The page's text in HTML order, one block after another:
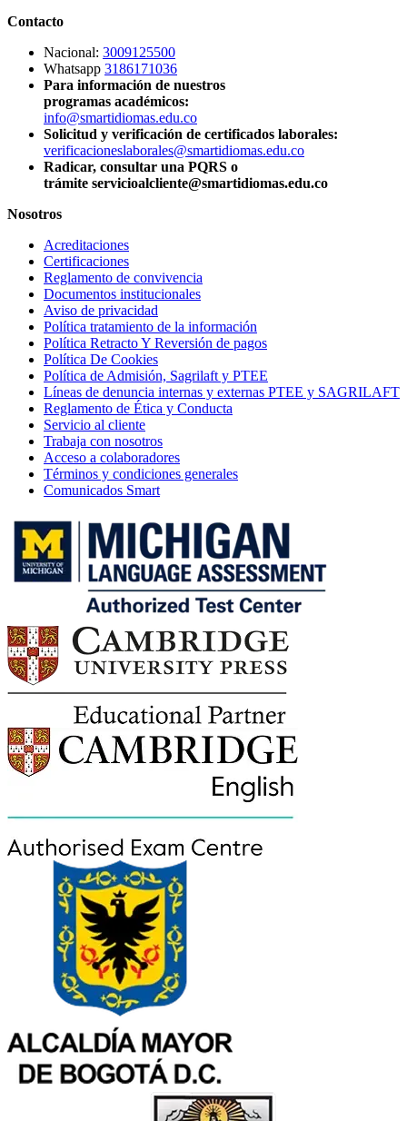
Contacto
Nacional: 3009125500
Whatsapp 3186171036
Para información de nuestros
programas académicos:
info@smartidiomas.edu.co
Solicitud y verificación de certificados laborales:
verificacioneslaborales@smartidiomas.edu.co
Radicar, consultar una PQRS o
trámite servicioalcliente@smartidiomas.edu.co
Nosotros
Acreditaciones
Certificaciones
Reglamento de convivencia
Documentos institucionales
Aviso de privacidad
Política tratamiento de la información
Política Retracto Y Reversión de pagos
Política De Cookies
Política de Admisión, Sagrilaft y PTEE
Líneas de denuncia internas y externas PTEE y SAGRILAFT
Reglamento de Ética y Conducta
Servicio al cliente
Trabaja con nosotros
Acceso a colaboradores
Términos y condiciones generales
Comunicados Smart